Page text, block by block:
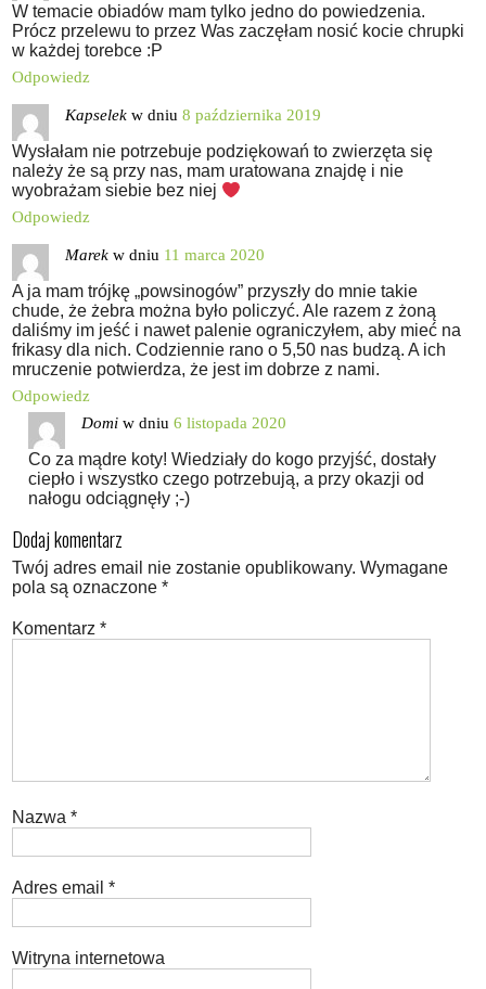
W temacie obiadów mam tylko jedno do powiedzenia.
Prócz przelewu to przez Was zaczęłam nosić kocie chrupki
w każdej torebce :P
Odpowiedz
Kapselek w dniu8 października 2019
Wysłałam nie potrzebuje podziękowań to zwierzęta się
należy że są przy nas, mam uratowana znajdę i nie
wyobrażam siebie bez niej
Odpowiedz
Marek w dniu 11 marca 2020
A ja mam trójkę „powsinogów” przyszły do mnie takie
chude, że żebra można było policzyć. Ale razem z żoną
daliśmy im jeść i nawet palenie ograniczyłem, aby mieć na
frikasy dla nich. Codziennie rano o 5,50 nas budzą. A ich
mruczenie potwierdza, że jest im dobrze z nami.
Odpowiedz
Domi w dniu6 listopada 2020
Co za mądre koty! Wiedziały do kogo przyjść, dostały
ciepło i wszystko czego potrzebują, a przy okazji od
nałogu odciągnęły ;-)
Dodaj komentarz
Twój adres email nie zostanie opublikowany. Wymagane
pola są oznaczone*
Komentarz*
Nazwa*
Adres email*
Witryna internetowa